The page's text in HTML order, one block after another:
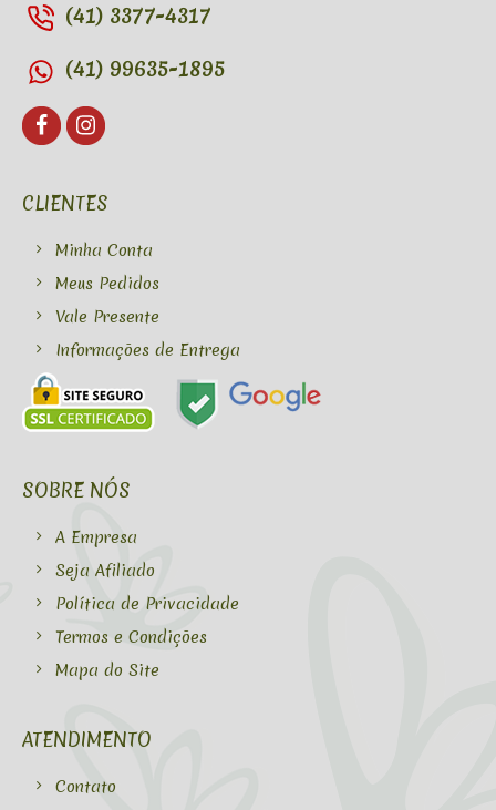
(41) 3377-4317
(41) 99635-1895
CLIENTES
Minha Conta
Meus Pedidos
Vale Presente
Informações de Entrega
SOBRE NÓS
A Empresa
Seja Afiliado
Política de Privacidade
Termos e Condições
Mapa do Site
ATENDIMENTO
Contato